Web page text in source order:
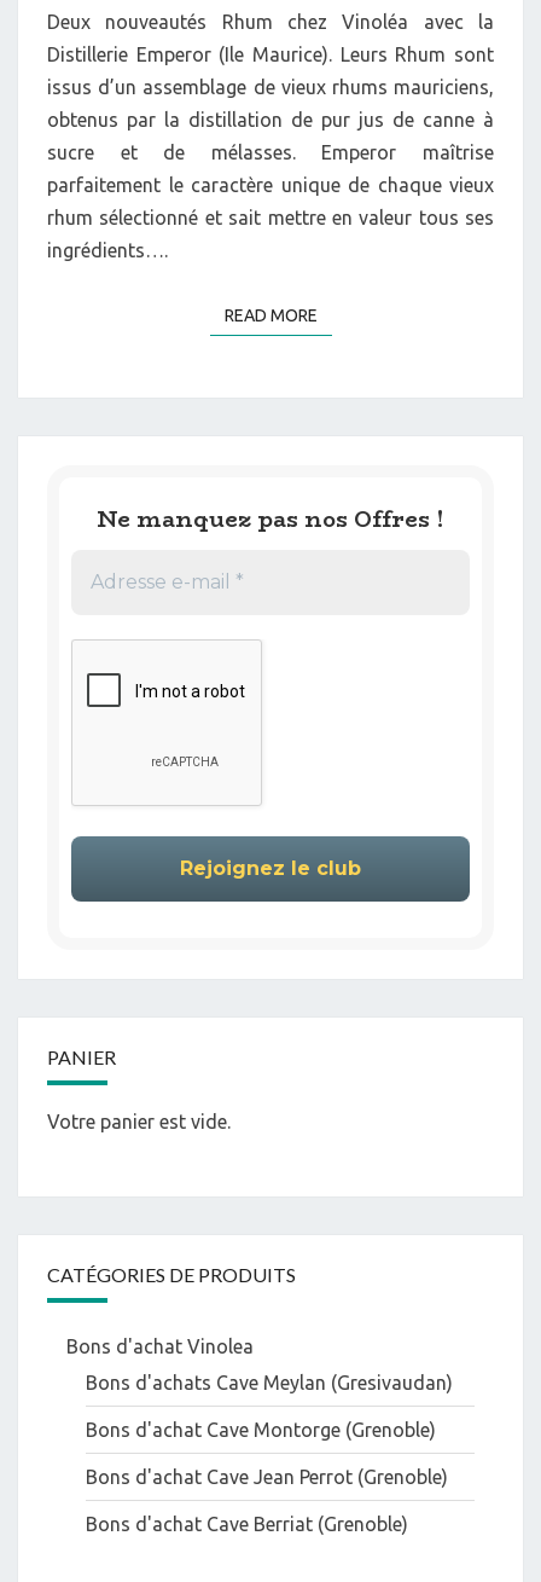
Deux nouveautés Rhum chez Vinoléa avec la
Distillerie Emperor (Ile Maurice). Leurs Rhum sont
issus d’un assemblage de vieux rhums mauriciens,
obtenus par la distillation de pur jus de canne à
sucre et de mélasses. Emperor maîtrise
parfaitement le caractère unique de chaque vieux
rhum sélectionné et sait mettre en valeur tous ses
ingrédients….
READ MOREREAD MORE
Ne manquez pas nos Offres !
PANIER
Votre panier est vide.
CATÉGORIES DE PRODUITS
Bons d'achat Vinolea
Bons d'achats Cave Meylan (Gresivaudan)
Bons d'achat Cave Montorge (Grenoble)
Bons d'achat Cave Jean Perrot (Grenoble)
Bons d'achat Cave Berriat (Grenoble)